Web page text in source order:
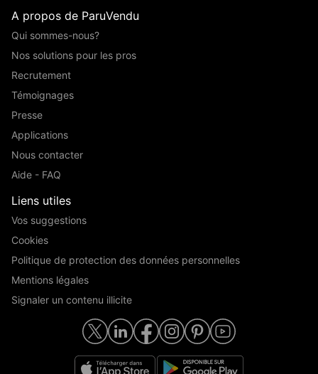
A propos de ParuVendu
Qui sommes-nous?
Nos solutions pour les pros
Recrutement
Témoignages
Presse
Applications
Nous contacter
Aide - FAQ
Liens utiles
Vos suggestions
Cookies
Politique de protection des données personnelles
Mentions légales
Signaler un contenu illicite